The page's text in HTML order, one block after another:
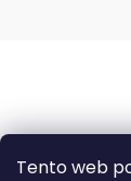
Tento web